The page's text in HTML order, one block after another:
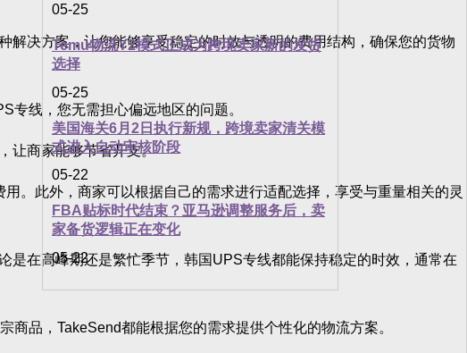
05-25
Temu物流Y2模式正成为跨境卖家新的发货
选择
05-25
美国海关6月2日执行新规，跨境卖家清关模
式进入自动审核阶段
05-22
FBA贴标时代结束？亚马逊调整服务后，卖
家备货逻辑正在变化
05-22
决方案，让您能够享受稳定的时效与透明的费用结构，确保您的货物
线，您无需担心偏远地区的问题。
让商家能够节省开支。
此外，商家可以根据自己的需求进行适配选择，享受与重量相关的灵
在高峰期还是繁忙季节，韩国UPS专线都能保持稳定的时效，通常在
品，TakeSend都能根据您的需求提供个性化的物流方案。